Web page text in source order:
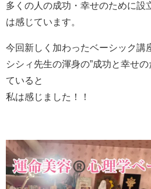
多くの人の成功・幸せのために設
は感じています。
今回新しく加わったベーシック講
シシィ先生の渾身の”成功と幸せ
ていると
私は感じました！！